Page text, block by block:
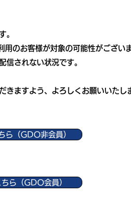
。
お客様が対象の可能性がございま
信されない状況です。
きますよう、よろしくお願いいたし
ら（GDO非会員）
ら（GDO会員）